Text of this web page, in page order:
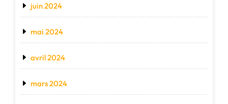
juin 2024
mai 2024
avril 2024
mars 2024